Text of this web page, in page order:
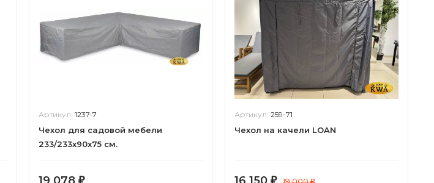
Артикул: 1237-7
Чехол для садовой мебели
233/233x90x75 см.
₽
Артикул: 259-71
Чехол на качели LOAN
₽ ₽